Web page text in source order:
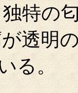
特の
透明
る。